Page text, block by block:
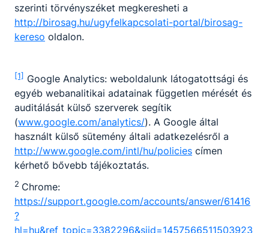
5
a juttatás
alapjának
302.000 Ft
Igénybevétel feltételei:
Nem kell külön igényelni, minden sikeres szakmai
vizsgát tett tanuló megkapja a szakképző
intézmény által a KRÉTA rendszerbe feltöltött
adatok alapján, amennyiben
első – Szakmajegyzék szerinti – szakmáját,
nappali rendszerben tanulta,
tanulói jogviszonyban állt,
követően keletkezett, és
szerinti törvényszéket megkeresheti a
http://birosag.hu/ugyfelkapcsolati-portal/birosag-
kereso oldalon.
[1] Google Analytics: weboldalunk látogatottsági és
egyéb webanalitikai adatainak független mérését és
auditálását külső szerverek segítik
(www.google.com/analytics/). A Google által
használt külső sütemény általi adatkezelésről a
http://www.google.com/intl/hu/policies címen
kérhető bővebb tájékoztatás.
2 Chrome:
https://support.google.com/accounts/answer/61416
?
hl=hu&ref_topic=3382296&sjid=1457566511503923